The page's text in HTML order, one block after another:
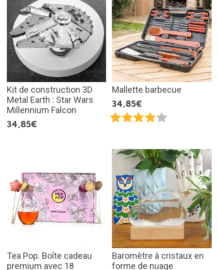
Kit de construction 3D
Metal Earth : Star Wars
Millennium Falcon
34,85€
Mallette barbecue
34,85€
Tea Pop. Boîte cadeau
premium avec 18
Baromètre à cristaux en
forme de nuage